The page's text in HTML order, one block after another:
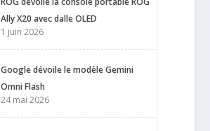
Ally X20 avec dalle OLED
1 juin 2026
Google dévoile le modèle Gemini
Omni Flash
24 mai 2026